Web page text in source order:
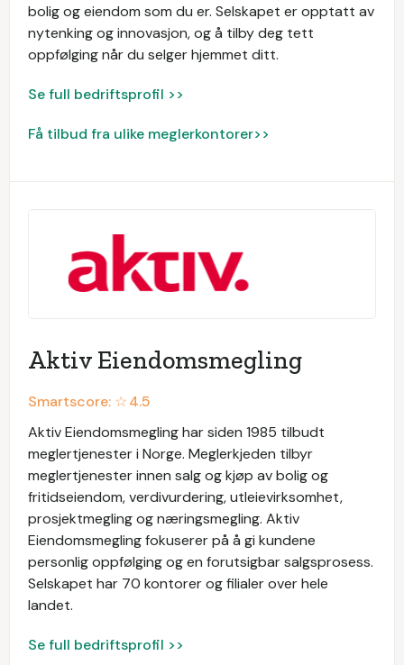
bolig og eiendom som du er. Selskapet er opptatt av
nytenking og innovasjon, og å tilby deg tett
oppfølging når du selger hjemmet ditt.
Se full bedriftsprofil >>
Få tilbud fra ulike meglerkontorer>>
Aktiv Eiendomsmegling
Smartscore: ☆4.5
Aktiv Eiendomsmegling har siden 1985 tilbudt
meglertjenester i Norge. Meglerkjeden tilbyr
meglertjenester innen salg og kjøp av bolig og
fritidseiendom, verdivurdering, utleievirksomhet,
prosjektmegling og næringsmegling. Aktiv
Eiendomsmegling fokuserer på å gi kundene
personlig oppfølging og en forutsigbar salgsprosess.
Selskapet har 70 kontorer og filialer over hele
landet.
Se full bedriftsprofil >>